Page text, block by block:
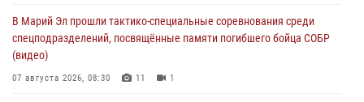
В Марий Эл прошли тактико-специальные соревнования среди
спецподразделений, посвящённые памяти погибшего бойца СОБР
(видео)
07 августа 2026, 08:30 11 1